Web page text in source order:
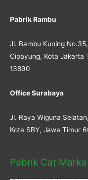
Pabrik Rambu
Jl. Bambu Kuning
Cipayung, Kota Jakarta
13890
Office Surabaya
Jl. Raya Wiguna
Kota SBY, Jawa Timur
Pabrik Cat Marka